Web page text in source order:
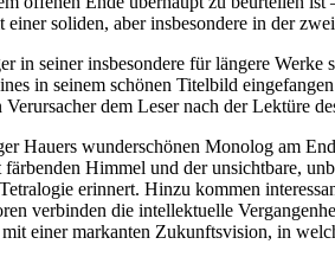
soliden, aber insbesondere in der
in seiner insbesondere für längere
in seinem schönen Titelbild
dem Leser nach der Lektüre
Hauers wunderschönen Monolog am
Himmel und der unsichtbare,
erinnert. Hinzu kommen
verbinden die intellektuelle
einer markanten Zukunftsvision, in